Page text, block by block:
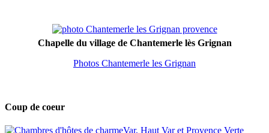
Chapelle du village de Chantemerle lès Grignan
Photos Chantemerle les Grignan
Coup de coeur